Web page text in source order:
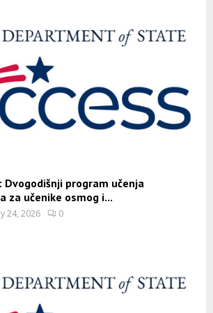
Dvogodišnji program učenja
za učenike osmog i...
24, 2026 0